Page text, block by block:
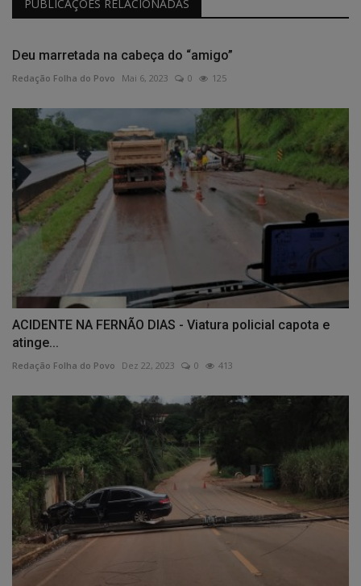
PUBLICAÇÕES RELACIONADAS
Deu marretada na cabeça do “amigo”
Redação Folha do Povo Mai 6, 2023 0 125
ACIDENTE NA FERNÃO DIAS - Viatura policial capota e
atinge...
Redação Folha do Povo Dez 22, 2023 0 413